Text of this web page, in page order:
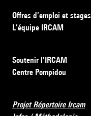
Offres d’emploi et stages
L’équipe IRCAM
Soutenir l’IRCAM
Centre Pompidou
Projet Répertoire Ircam